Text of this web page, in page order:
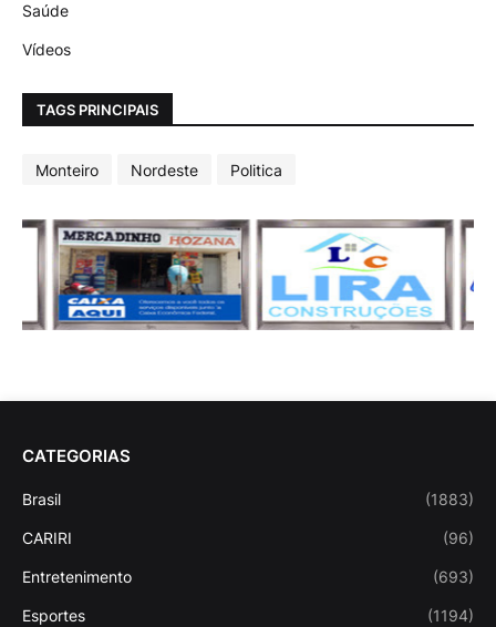
Saúde
Vídeos
TAGS PRINCIPAIS
Monteiro Nordeste Politica
CATEGORIAS
Brasil (1883)
CARIRI (96)
Entretenimento (693)
Esportes (1194)